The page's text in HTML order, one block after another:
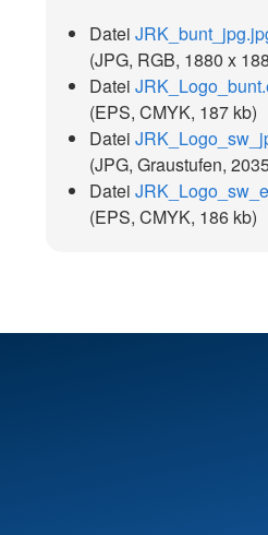
Datei
(JPG, RGB, 1880 x
Datei
(EPS, CMYK, 187 kb)
Datei
(JPG, Graustufen,
Datei
(EPS, CMYK, 186 kb)